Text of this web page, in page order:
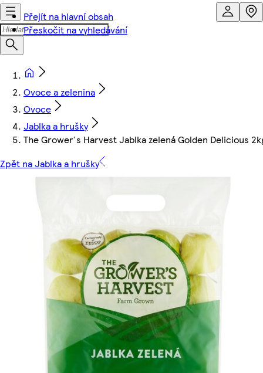
Přejít na hlavní obsah
Přeskočit na vyhledávání
Ovoce a zelenina
Ovoce
Jablka a hrušky
The Grower's Harvest Jablka zelená Golden Delicious
Zpět na Jablka a hrušky